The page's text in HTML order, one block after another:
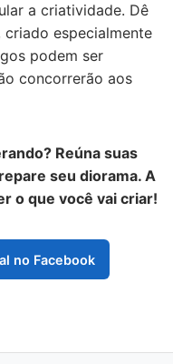
a criatividade. Dê
especialmente
podem ser
concorrerão aos
Reúna suas
seu diorama. A
o que você vai criar!
no Facebook